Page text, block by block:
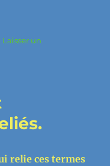
Laisser un
relie ces termes